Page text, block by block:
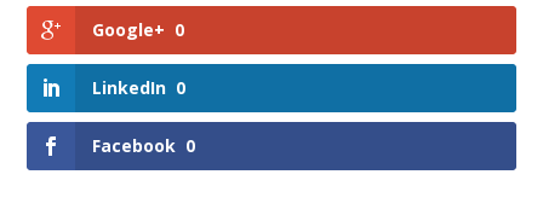
Google+ 0
LinkedIn 0
Facebook 0